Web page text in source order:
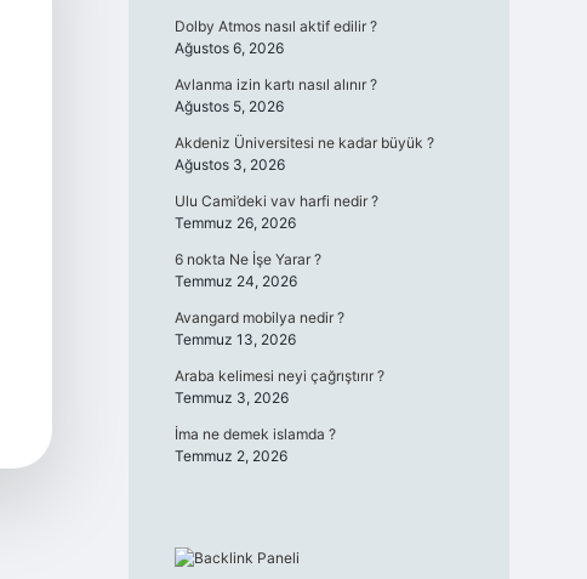
Dolby Atmos nasıl aktif edilir ?
Ağustos 6, 2026
Avlanma izin kartı nasıl alınır ?
Ağustos 5, 2026
Akdeniz Üniversitesi ne kadar büyük ?
Ağustos 3, 2026
Ulu Cami’deki vav harfi nedir ?
Temmuz 26, 2026
6 nokta Ne İşe Yarar ?
Temmuz 24, 2026
Avangard mobilya nedir ?
Temmuz 13, 2026
Araba kelimesi neyi çağrıştırır ?
Temmuz 3, 2026
İma ne demek islamda ?
Temmuz 2, 2026